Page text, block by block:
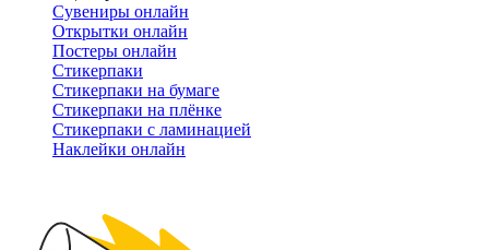
Сувениры онлайн
Открытки онлайн
Постеры онлайн
Стикерпаки
Стикерпаки на бумаге
Стикерпаки на плёнке
Стикерпаки с ламинацией
Наклейки онлайн